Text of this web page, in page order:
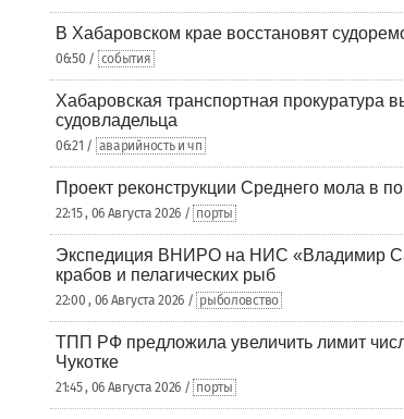
В Хабаровском крае восстановят
06:50 / события
Хабаровская транспортная прокуратура
судовладельца
06:21 / аварийность и чп
Проект реконструкции Среднего мола в
22:15 , 06 Августа 2026 / порты
Экспедиция ВНИРО на НИС «Владимир
крабов и пелагических рыб
22:00 , 06 Августа 2026 / рыболовство
ТПП РФ предложила увеличить лимит
Чукотке
21:45 , 06 Августа 2026 / порты